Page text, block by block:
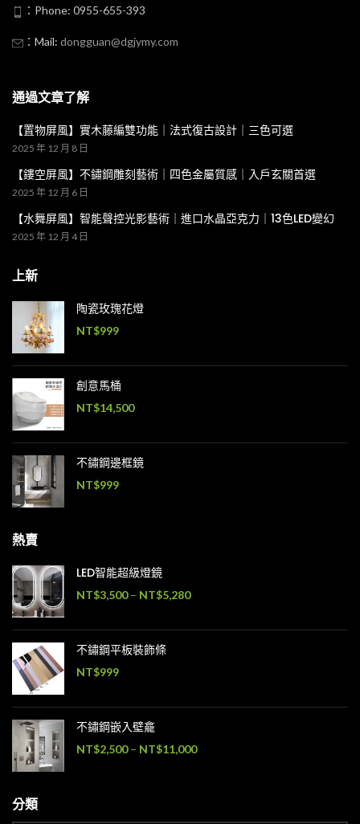
：Phone: 0955-655-393
：Mail: dongguan@dgjymy.com
通過文章了解
【置物屏風】實木藤編雙功能｜法式復古設計｜三色可選
2025 年 12 月 8 日
【鏤空屏風】不鏽鋼雕刻藝術｜四色金屬質感｜入戶玄關首選
2025 年 12 月 6 日
【水舞屏風】智能聲控光影藝術｜進口水晶亞克力｜13色LED變幻
2025 年 12 月 4 日
上新
陶瓷玫瑰花燈
NT$999
創意馬桶
NT$14,500
不鏽鋼邊框鏡
NT$999
熱賣
LED智能超級燈鏡
NT$3,500 – NT$5,280
不鏽鋼平板裝飾條
NT$999
不鏽鋼嵌入壁龕
NT$2,500 – NT$11,000
分類